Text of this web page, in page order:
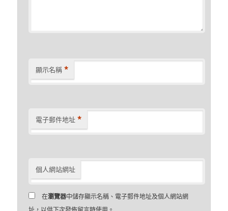
顯示名稱 *
電子郵件地址 *
個人網站網址
在瀏覽器中儲存顯示名稱、電子郵件地址及個人網站網
址，以供下次發佈留言時使用。